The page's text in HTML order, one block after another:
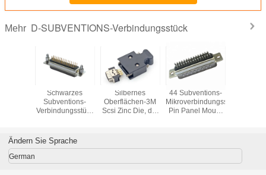
Mehr D-SUBVENTIONS-Verbindungsstück
Schwarzes
Subventions-
Verbindungsstück
HDP drei Reihe
DB-Titel-Sockel-D
Silbernes
Oberflächen-3M
Scsi Zinc Die, der
wirft
44 Subventions-
Mikroverbindungsstück
Pin Panel Mount
Ändern Sie Sprache
German